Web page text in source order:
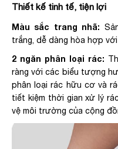
Thiết kế tinh tế, tiện lợi
Màu sắc trang nhã:
trắng, dễ dàng hòa hợp
2 ngăn phân loại rác:
ràng với các biểu tượng
phân loại rác hữu cơ và
tiết kiệm thời gian xử lý
vệ môi trường của cộng